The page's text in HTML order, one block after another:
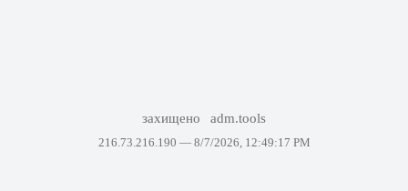
захищено adm.tools
216.73.216.190 — 8/7/2026, 12:49:17 PM